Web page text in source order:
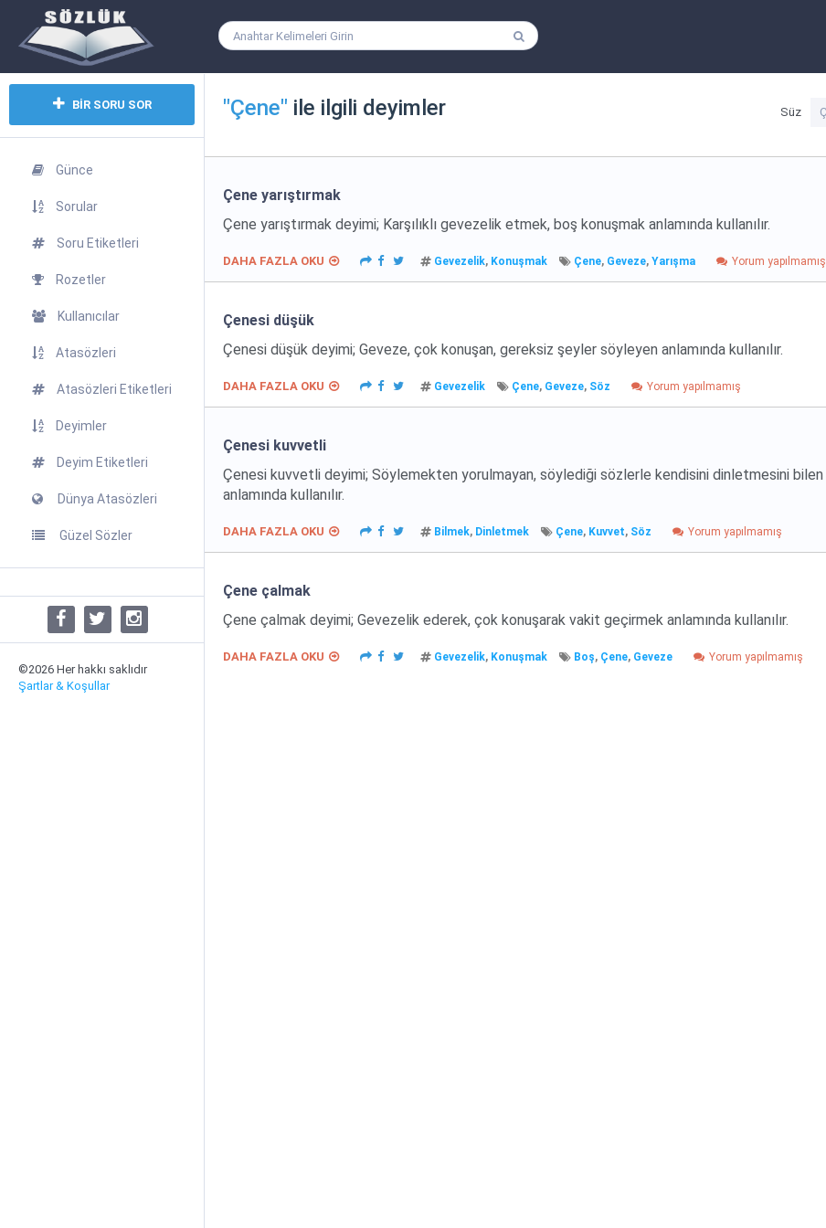
BİR SORU SOR
Günce
Sorular
Soru Etiketleri
Rozetler
Kullanıcılar
Atasözleri
Atasözleri Etiketleri
Deyimler
Deyim Etiketleri
Dünya Atasözleri
Güzel Sözler
©2026 Her hakkı saklıdır
Şartlar & Koşullar
"Çene" ile ilgili deyimler Süz
Çene yarıştırmak
Çene yarıştırmak deyimi; Karşılıklı gevezelik etmek, boş konuşmak anlamında kullanılır.
DAHA FAZLA OKU Gevezelik, Konuşmak Çene, Geveze, Yarışma Yorum yapılmamış
Çenesi düşük
Çenesi düşük deyimi; Geveze, çok konuşan, gereksiz şeyler söyleyen anlamında kullanılır.
DAHA FAZLA OKU Gevezelik Çene, Geveze, Söz Yorum yapılmamış
Çenesi kuvvetli
Çenesi kuvvetli deyimi; Söylemekten yorulmayan, söylediği sözlerle kendisini dinletmesini bilen
anlamında kullanılır.
DAHA FAZLA OKU Bilmek, Dinletmek Çene, Kuvvet, Söz Yorum yapılmamış
Çene çalmak
Çene çalmak deyimi; Gevezelik ederek, çok konuşarak vakit geçirmek anlamında kullanılır.
DAHA FAZLA OKU Gevezelik, Konuşmak Boş, Çene, Geveze Yorum yapılmamış